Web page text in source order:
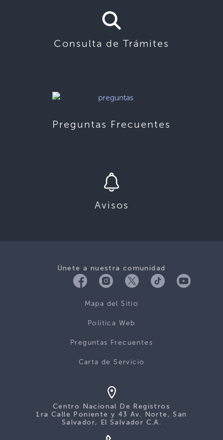
Consulta de Trámites
Preguntas Frecuentes
Avisos
Únete a nuestra comunidad
Mapa del Sitio
Politica Web
Preguntas Frecuentes
Carta de Servicio
Centro Nacional De Registros
1ra Calle Poniente y 43 Av. Norte, San
Salvador, El Salvador C.A.